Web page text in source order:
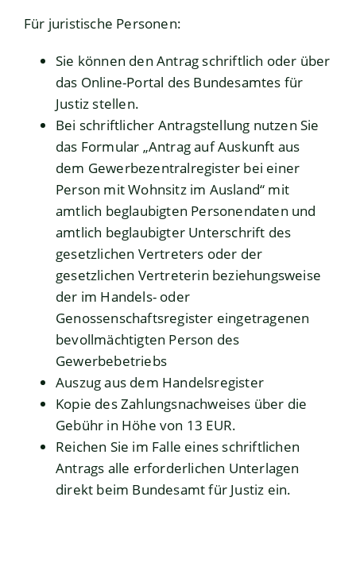
Für juristische Personen:
Sie können den Antrag schriftlich oder über
das Online-Portal des Bundesamtes für
Justiz stellen.
Bei schriftlicher Antragstellung nutzen Sie
das Formular „Antrag auf Auskunft aus
dem Gewerbezentralregister bei einer
Person mit Wohnsitz im Ausland“ mit
amtlich beglaubigten Personendaten und
amtlich beglaubigter Unterschrift des
gesetzlichen Vertreters oder der
gesetzlichen Vertreterin beziehungsweise
der im Handels- oder
Genossenschaftsregister eingetragenen
bevollmächtigten Person des
Gewerbebetriebs
Auszug aus dem Handelsregister
Kopie des Zahlungsnachweises über die
Gebühr in Höhe von 13 EUR.
Reichen Sie im Falle eines schriftlichen
Antrags alle erforderlichen Unterlagen
direkt beim Bundesamt für Justiz ein.